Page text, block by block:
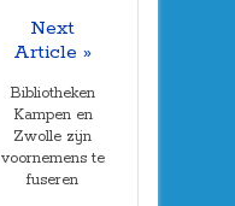
Next
Article »
Bibliotheken
Kampen en
Zwolle zijn
voornemens te
fuseren